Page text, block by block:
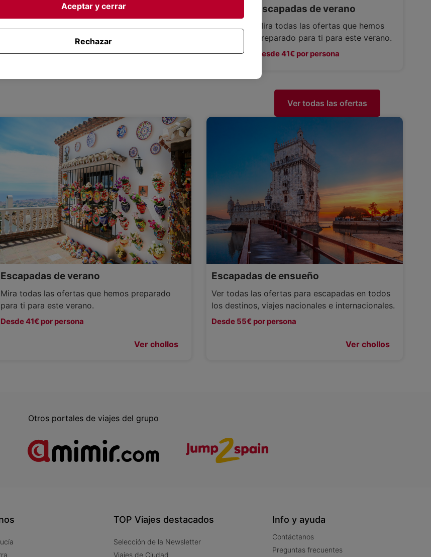
Escapadas de verano
Mira todas las ofertas que hemos
preparado para ti para este verano.
Desde 41€ por persona
Ver todas las ofertas
Escapadas de verano
Mira todas las ofertas que hemos preparado
para ti para este verano.
Desde 41€ por persona
Ver chollos
Escapadas de ensueño
Ver todas las ofertas para escapadas en todos
los destinos, viajes nacionales e internacionales.
Desde 55€ por persona
Ver chollos
Otros portales de viajes del grupo
TOP Viajes destacados
Selección de la Newsletter
Viajes de Ciudad
Info y ayuda
Contáctanos
Preguntas frecuentes
Aceptar y cerrar
Rechazar